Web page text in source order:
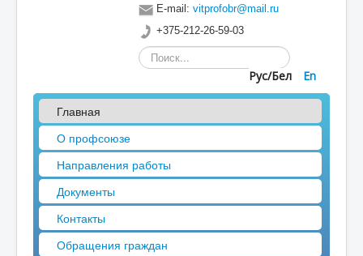
E-mail: vitprofobr@mail.ru
+375-212-26-59-03
Искать...
Рус/Бел En
Главная
О профсоюзе
Направления работы
Документы
Контакты
Обращения граждан